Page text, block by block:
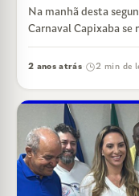
Na manhã desta
Carnaval Capixaba
Santo, Renato
2 anos atrás· 2 min de